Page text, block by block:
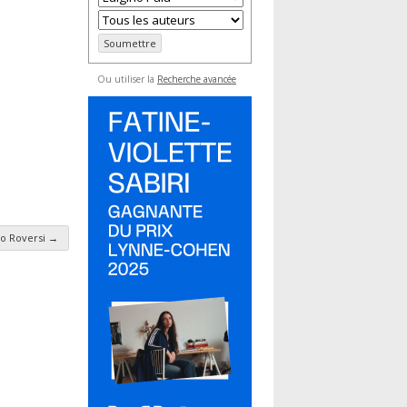
Roversi →
Ou utiliser la Recherche avancée